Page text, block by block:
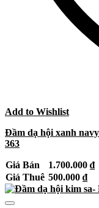
Add to Wishlist
Đầm dạ hội xanh
363
Giá Bán 1.700.000 ₫
Giá Thuê 500.000 ₫